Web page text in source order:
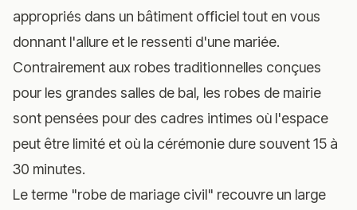
appropriés dans un bâtiment officiel tout en vous
donnant l'allure et le ressenti d'une mariée.
Contrairement aux robes traditionnelles conçues
pour les grandes salles de bal, les robes de mairie
sont pensées pour des cadres intimes où l'espace
peut être limité et où la cérémonie dure souvent 15 à
30 minutes.
Le terme "robe de mariage civil" recouvre un large